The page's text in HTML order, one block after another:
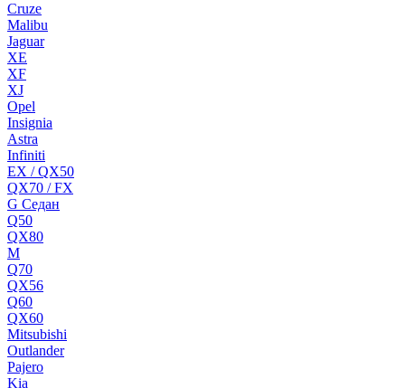
Cruze
Malibu
Jaguar
XE
XF
XJ
Opel
Insignia
Astra
Infiniti
EX / QX50
QX70 / FX
G Cедан
Q50
QX80
M
Q70
QX56
Q60
QX60
Mitsubishi
Outlander
Pajero
Kia